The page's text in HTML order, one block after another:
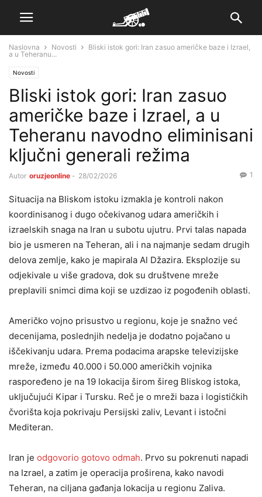
Naslovna Novosti
Bliski istok gori: Iran zasuo američke baze i Izrael,
a u Teheranu...
Novosti
Bliski istok gori: Iran zasuo
američke baze i Izrael, a u
Teheranu navodno eliminisani
ključni generali režima
Autor oruzjeonline - 28/02/2026 1
Situacija na Bliskom istoku izmakla je kontroli nakon
koordinisanog i dugo očekivanog udara američkih i
izraelskih snaga na Iran u subotu ujutru. Prvi talas napada
bio je usmeren na Teheran, ali i na najmanje sedam drugih
delova zemlje, kako je mapirala Al Džazira. Eksplozije su
odjekivale u više gradova, dok su društvene mreže
preplavili snimci dima koji se uzdizao iz pogođenih oblasti.
Američko vojno prisustvo u regionu, koje je snažno već
decenijama, poslednjih nedelja je dodatno pojačano u
iščekivanju udara. Prema podacima arapske televizijske
mreže, između 40.000 i 50.000 američkih vojnika
raspoređeno je na 19 lokacija širom šireg Bliskog istoka,
uključujući Kipar i Tursku. Reč je o mreži baza i logističkih
čvorišta koja pokrivaju Persijski zaliv, Levant i istočni
Mediteran.
Iran je odgovorio gotovo odmah. Prvo su pokrenuti napadi
na Izrael, a zatim je operacija proširena, kako navodi
Teheran, na ciljana gađanja lokacija u regionu Zaliva.